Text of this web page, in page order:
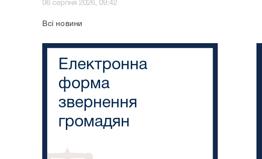
06 серпня 2026, 09:42
Всі новини
Електронна
форма
звернення
громадян